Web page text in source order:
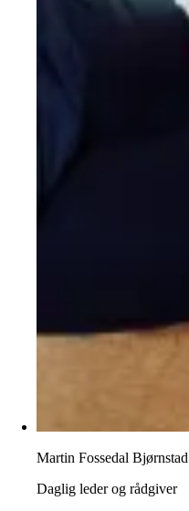
Martin Fossedal Bjørnstad
Daglig leder og rådgiver